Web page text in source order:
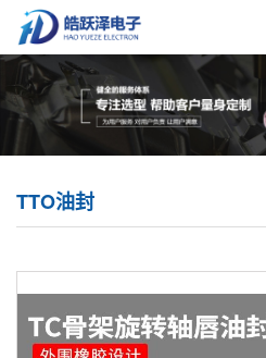
TTO油封